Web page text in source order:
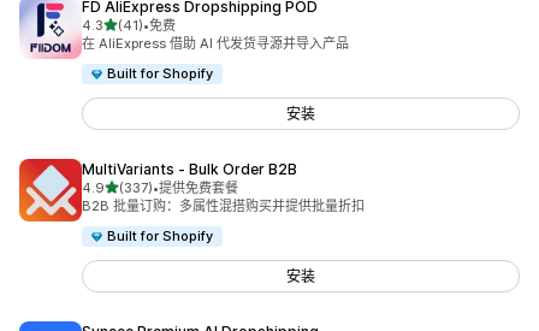
FD AliExpress Dropshipping POD
4.3星（满分 5 星）
(41)
总共 41 条评论
•免费
在 AliExpress 借助 AI 代发货寻源并导入产品
Built for Shopify
安装
MultiVariants ‑ Bulk Order B2B
4.9星（满分 5 星）
(337)
总共 337 条评论
•提供免费套餐
B2B 批量订购：多属性混搭购买并提供批量折扣
Built for Shopify
安装